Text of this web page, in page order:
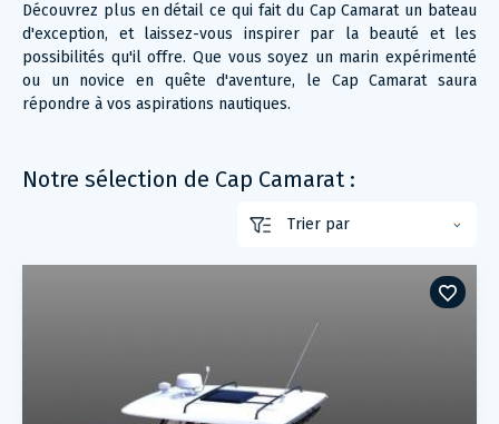
Découvrez plus en détail ce qui fait du Cap Camarat un bateau
d'exception, et laissez-vous inspirer par la beauté et les
possibilités qu'il offre. Que vous soyez un marin expérimenté
ou un novice en quête d'aventure, le Cap Camarat saura
répondre à vos aspirations nautiques.
Notre sélection de Cap Camarat :